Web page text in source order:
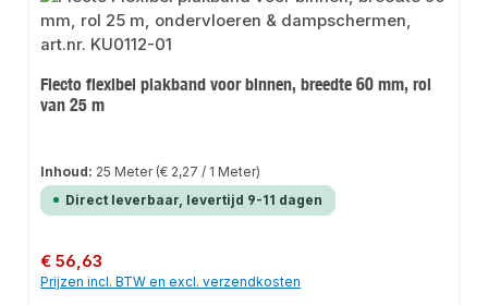
Flecto flexibel plakband voor binnen, breedte 60 mm, rol
van 25 m
Inhoud: 25 Meter (€ 2,27 / 1 Meter)
Direct leverbaar, levertijd 9-11 dagen
Normale prijs:
€ 56,63
Prijzen incl. BTW en excl. verzendkosten